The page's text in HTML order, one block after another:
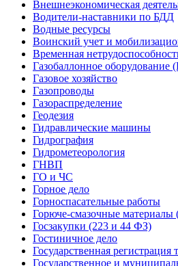
Внешнеэкономическая
Водители-наставники по БДД
Водные ресурсы
Воинский учет и
Временная
Газобаллонное оборудование
Газовое хозяйство
Газопроводы
Газораспределение
Геодезия
Гидравлические машины
Гидрография
Гидрометеорология
ГНВП
ГО и ЧС
Горное дело
Горноспасательные работы
Горюче-смазочные
Госзакупки (223 и 44 ФЗ)
Гостиничное дело
Государственная регистрация
Государственное и